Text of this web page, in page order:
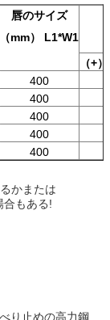
唇のサイズ
（mm） L1*W1
（+）
400
400
400
400
400
かまたは
合もある!
り止めの高力鋼